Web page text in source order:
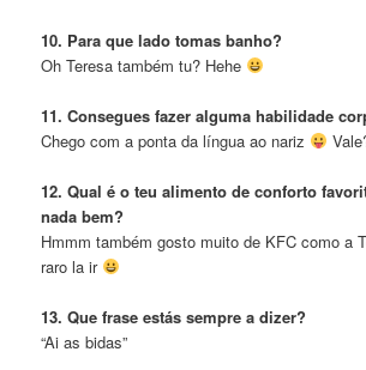
10. Para que lado tomas banho?
Oh Teresa também tu? Hehe
11. Consegues fazer alguma habilidade
Chego com a ponta da língua ao nariz
12. Qual é o teu alimento de conforto
nada bem?
Hmmm também gosto muito de KFC como a
raro la ir
13. Que frase estás sempre a dizer?
“Ai as bidas”